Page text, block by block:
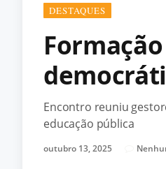
DESTAQUES
Encontro reuniu
educação pública
outubro 13, 2025